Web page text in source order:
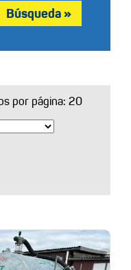
por página: 20